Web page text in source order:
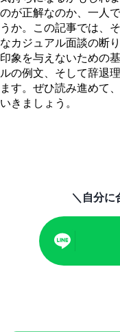
のが正解なのか、一人
うか。この記事では、
なカジュアル面談の断
印象を与えないための
ルの例文、そして辞退
ます。ぜひ読み進めて
いきましょう。
＼自分に